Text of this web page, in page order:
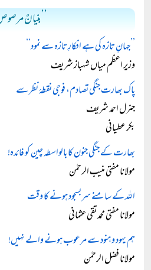
’’بنیانٌ
’’جہانِ تازہ کی ہے افکارِ تازہ سے نمود‘‘
وزیر اعظم میاں شہباز شریف
پاک بھارت جنگی تصادم، فوجی نقطۂ نظر سے
جنرل احمد شریف
بکر عطیانی
بھارت کے جنگی جنون کا بالواسطہ چین کو فائدہ!
مولانا مفتی منیب الرحمٰن
اللہ کے سامنے سربسجود ہونے کا وقت
مولانا مفتی محمد تقی عثمانی
ہم یہود و ہنود سے مرعوب ہونے والے نہیں!
مولانا فضل الرحمٰن